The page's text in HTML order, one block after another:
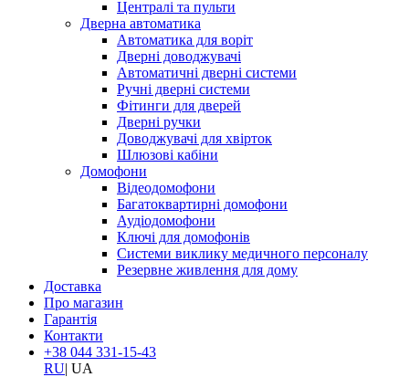
Централі та пульти
Дверна автоматика
Автоматика для воріт
Дверні доводжувачі
Автоматичні дверні системи
Ручні дверні системи
Фітинги для дверей
Дверні ручки
Доводжувачі для хвірток
Шлюзові кабіни
Домофони
Відеодомофони
Багатоквартирні домофони
Аудіодомофони
Ключі для домофонів
Системи виклику медичного персоналу
Резервне живлення для дому
Доставка
Про магазин
Гарантія
Контакти
+38 044 331-15-43
RU| UA